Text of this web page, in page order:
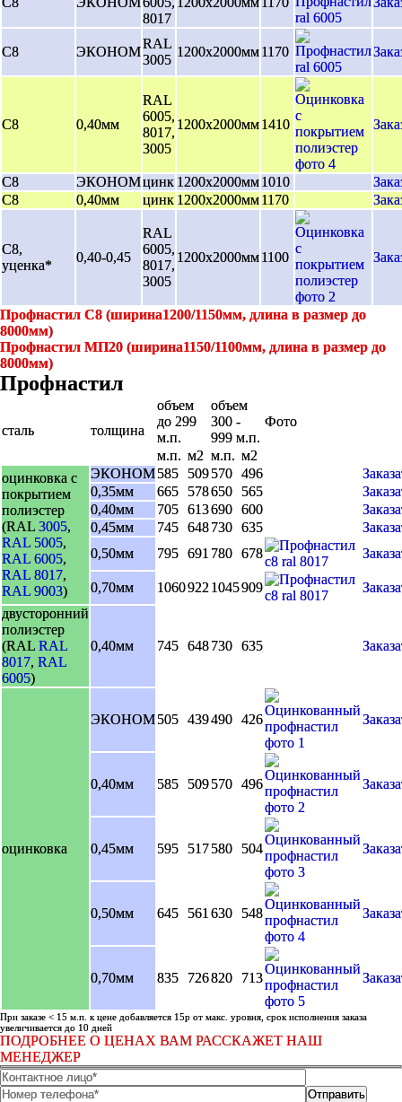
8017
С8 ЭКОНОМ
RAL
3005
1200х2000мм1170
С8 0,40мм
RAL
6005,
8017,
3005
1200х2000мм1410
С8 ЭКОНОМцинк 1200х2000мм1010
С8
0,40мм цинк 1200х2000мм1170
С8,
уценка*
0,40-0,45
RAL
6005,
8017,
3005
1200х2000мм1100
Профнастил С8 (ширина1200/1150мм, длина в размер до
8000мм)
Профнастил МП20 (ширина1150/1100мм, длина в размер до
8000мм)
Профнастил
сталь толщина
объем
до 299
м.п.
объем
300 -
999 м.п.
Фото
м.п. м2 м.п. м2
оцинковка с
покрытием
полиэстер
(RAL 3005,
RAL 5005,
RAL 6005,
RAL 8017,
RAL 9003)
ЭКОНОМ585 509570 496
0,35мм
665 578650 565
0,40мм
705 613690 600
0,45мм
745 648730 635
0,50мм
795 691 780 678
0,70мм 1060922 1045909
двусторонний
полиэстер
(RAL RAL
8017, RAL
6005)
0,40мм 745 648730 635
оцинковка
ЭКОНОМ505 439490 426
0,40мм 585 509570 496
0,45мм 595 517580 504
0,50мм 645 561 630 548
0,70мм 835 726820 713
При заказе < 15 м.п. к цене добавляется 15р от макс. уровня, срок исполнения заказа
увеличивается до 10 дней
ПОДРОБНЕЕ О ЦЕНАХ ВАМ РАССКАЖЕТ НАШ
МЕНЕДЖЕР